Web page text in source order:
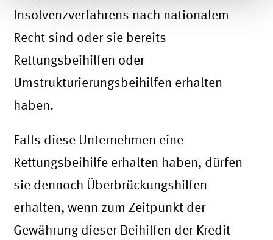
Insolvenzverfahrens nach nationalem
Recht sind oder sie bereits
Rettungsbeihilfen oder
Umstrukturierungsbeihilfen erhalten
haben.
Falls diese Unternehmen eine
Rettungsbeihilfe erhalten haben, dürfen
sie dennoch Überbrückungshilfen
erhalten, wenn zum Zeitpunkt der
Gewährung dieser Beihilfen der Kredit